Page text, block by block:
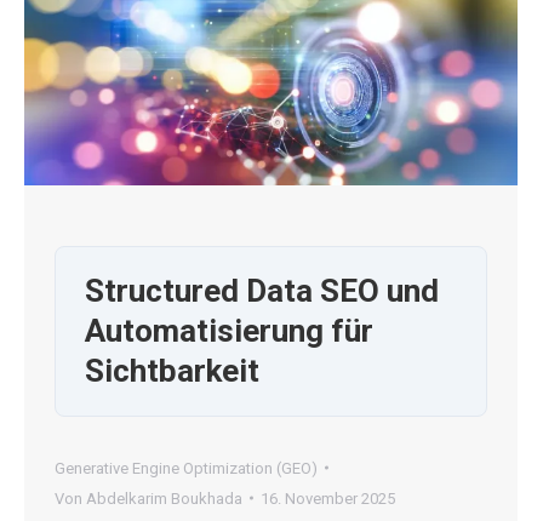
Structured Data SEO und
Automatisierung für
Sichtbarkeit
Generative Engine Optimization (GEO)
Von Abdelkarim Boukhada 16. November 2025